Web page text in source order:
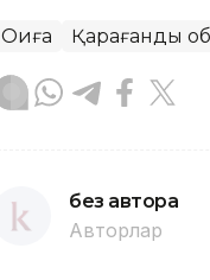
Оқиға Қарағанды
без автора
Авторлар